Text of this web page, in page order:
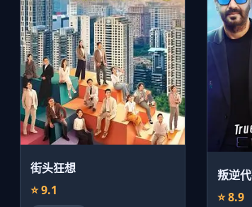
街头狂想
⭐ 9.1
叛逆
⭐ 8.9